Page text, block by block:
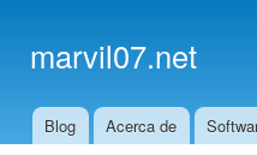
marvil07.net
Main menu
Blog Acerca de